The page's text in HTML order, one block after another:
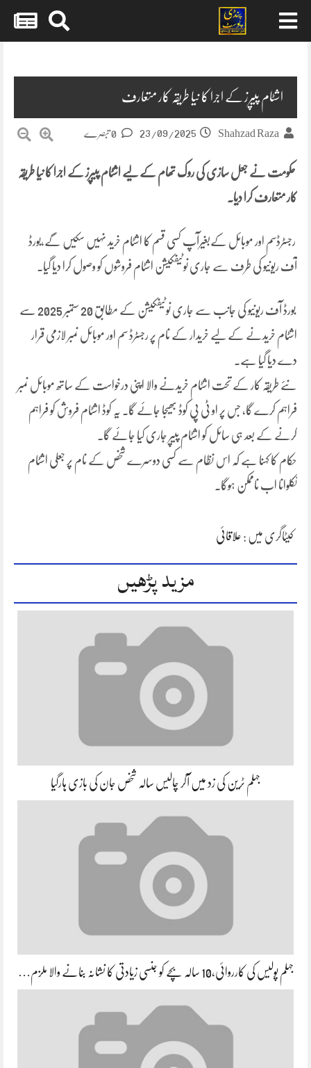
اشٹام پیپرز کے اجرا کا نیا طریقہ کار متعارف
Shahzad Raza
23/09/2025
حکومت نے جعل سازی کی روک تھام کے لیے اشٹام پیپرز کے اجرا کا نیا طریقہ
کار متعارف کرا دیا۔
رجسٹرڈسم اور موبائل کےبغیرآپ کسی قسم کا اشٹام خرید نہیں سکیں گے,بورڈ
آف ریونیو کی طرف سے جاری نوٹیفکیشن اشٹام فروشوں کو وصول کرا دیا گیا.
بورڈ آف ریونیو کی جانب سے جاری نوٹیفکیشن کے مطابق 20 ستمبر 2025 سے
اشٹام خریدنے کے لیے خریدار کے نام پر رجسٹرڈ سم اور موبائل نمبر لازمی قرار
دے دیا گیا ہے۔
نئے طریقہ کار کے تحت اشٹام خریدنے والا اپنی درخواست کے ساتھ موبائل نمبر
فراہم کرے گا، جس پر او ٹی پی کوڈ بھیجا جائے گا۔ یہ کوڈ اشٹام فروش کو فراہم
کرنے کے بعد ہی سائل کو اشٹام پیپر جاری کیا جائے گا۔
حکام کا کہنا ہے کہ اس نظام سے کسی دوسرے شخص کے نام پر جعلی اشٹام
نکلوانا اب ناممکن ہوگا۔
کیٹاگری میں : علاقائی
مزید پڑھیں
جہلم ٹرین کی زد میں آکر چالیس سالہ شخص جان کی بازی ہارگیا
جہلم پولیس کی کارروائی،10 سالہ بچے کو جنسی زیادتی کا نشانہ بنانے والا ملزم…